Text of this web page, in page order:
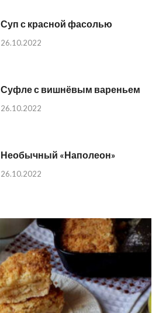
Суп с красной фасолью
26.10.2022
Суфле с вишнёвым вареньем
26.10.2022
Необычный «Наполеон»
26.10.2022